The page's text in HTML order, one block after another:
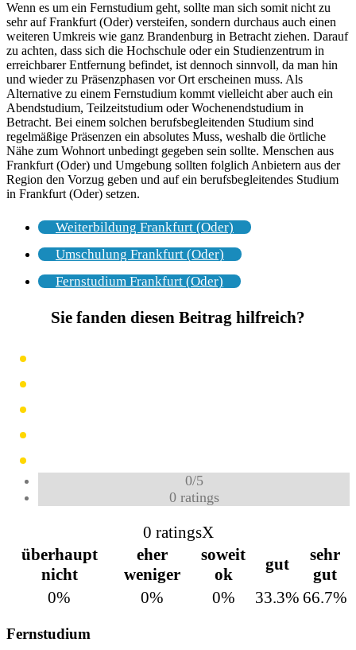
Wenn es um ein Fernstudium geht, sollte man sich somit nicht zu
sehr auf Frankfurt (Oder) versteifen, sondern durchaus auch einen
weiteren Umkreis wie ganz Brandenburg in Betracht ziehen. Darauf
zu achten, dass sich die Hochschule oder ein Studienzentrum in
erreichbarer Entfernung befindet, ist dennoch sinnvoll, da man hin
und wieder zu Präsenzphasen vor Ort erscheinen muss. Als
Alternative zu einem Fernstudium kommt vielleicht aber auch ein
Abendstudium, Teilzeitstudium oder Wochenendstudium in
Betracht. Bei einem solchen berufsbegleitenden Studium sind
regelmäßige Präsenzen ein absolutes Muss, weshalb die örtliche
Nähe zum Wohnort unbedingt gegeben sein sollte. Menschen aus
Frankfurt (Oder) und Umgebung sollten folglich Anbietern aus der
Region den Vorzug geben und auf ein berufsbegleitendes Studium
in Frankfurt (Oder) setzen.
Weiterbildung Frankfurt (Oder)
Umschulung Frankfurt (Oder)
Fernstudium Frankfurt (Oder)
Sie fanden diesen Beitrag hilfreich?
0/5
0ratings
0 ratingsX
überhaupt
nicht
eher
weniger
soweit
ok
gut
sehr
gut
0%
0% 0% 33.3% 66.7%
Fernstudium